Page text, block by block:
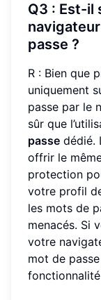
Q3 : Est-il
passe ?
R : Bien que
uniquement
passe par le
sûr que
passe dédié.
offrir le
protection
votre profil
les mots de
menacés. Si
votre
mot de